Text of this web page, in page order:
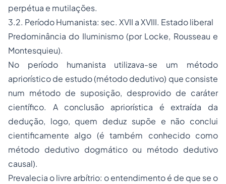
perpétua e mutilações.
3.2. Período Humanista: sec. XVII a XVIII. Estado liberal
Predominância do Iluminismo (por Locke, Rousseau e
Montesquieu).
No período humanista utilizava-se um método
apriorístico de estudo (método dedutivo) que consiste
num método de suposição, desprovido de caráter
científico. A conclusão apriorística é extraída da
dedução, logo, quem deduz supõe e não conclui
cientificamente algo (é também conhecido como
método dedutivo dogmático ou método dedutivo
causal).
Prevalecia o livre arbítrio: o entendimento é de que se o